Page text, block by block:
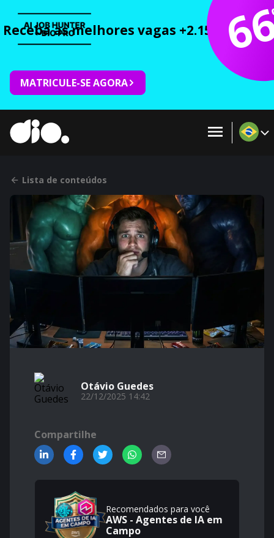
Receba as melhores vagas +2.150 cursos
MATRICULE-SE AGORA
Lista de conteúdos
Otávio Guedes
22/12/2025 14:42
Compartilhe
Recomendados para você
AWS - Agentes de IA em
Campo